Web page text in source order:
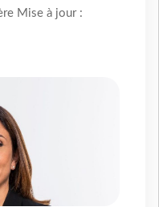
Mise à jour :